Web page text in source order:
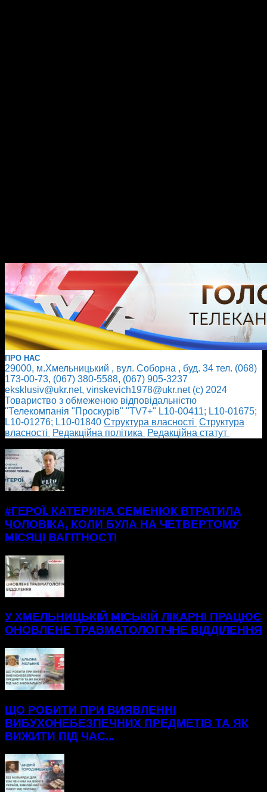
ПРО НАС
29000, м.Хмельницький , вул. Соборна , буд. 34 тел. (068)
173-00-73, (067) 380-5588, (067) 905-3237
eksklusiv@ukr.net, vinskevich1978@ukr.net (с) 2024
Товариство з обмеженою відповідальністю
"Телекомпанія "Проскурів" "TV7+" L10-00411; L10-01675;
L10-01276; L10-01840 Cтруктура власності Cтруктура
власності
Редакційна політика
Редакційна статут
#ГЕРОЇ. КАТЕРИНА СЕМЕНЮК ВТРАТИЛА
ЧОЛОВІКА, КОЛИ БУЛА НА ЧЕТВЕРТОМУ
МІСЯЦІ ВАГІТНОСТІ
У ХМЕЛЬНИЦЬКІЙ МІСЬКІЙ ЛІКАРНІ ПРАЦЮЄ
ОНОВЛЕНЕ ТРАВМАТОЛОГІЧНЕ ВІДДІЛЕННЯ
ЩО РОБИТИ ПРИ ВИЯВЛЕННІ
ВИБУХОНЕБЕЗПЕЧНИХ ПРЕДМЕТІВ ТА ЯК
ВИЖИТИ ПІД ЧАС...